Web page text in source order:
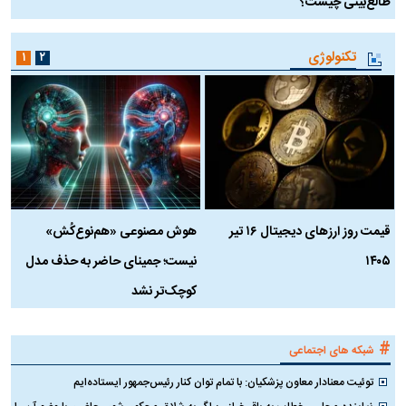
تکنولوژی
قیمت روز ارز‌های دیجیتال ۱۶ تیر
۱۴۰۵
هوش مصنوعی «هم‌نوع‌کُش»
نیست؛ جمینای حاضر به حذف مدل
کوچک‌تر نشد
۱ ۲
# شبکه های اجتماعی
توئیت معنادار معاون پزشکیان: با تمام توان کنار رئیس‌جمهور ایستاده‌ایم